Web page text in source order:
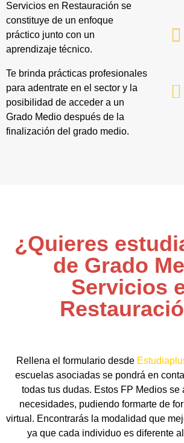
Servicios en Restauración se
constituye de un enfoque
práctico junto con un
aprendizaje técnico.
Te brinda prácticas profesionales
para adentrate en el sector y la
posibilidad de acceder a un
Grado Medio después de la
finalización del grado medio.
¿Quieres
de Grado
Servicios
Rellena el formulario desde
escuelas asociadas se pondrá en
todas tus dudas. Estos FP Medios se
necesidades, pudiendo formarte de
virtual. Encontrarás la modalidad que
ya que cada individuo es diferente